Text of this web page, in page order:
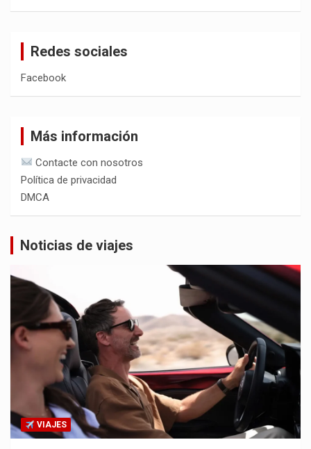
Redes sociales
Facebook
Más información
Contacte con nosotros
Política de privacidad
DMCA
Noticias de viajes
VIAJES